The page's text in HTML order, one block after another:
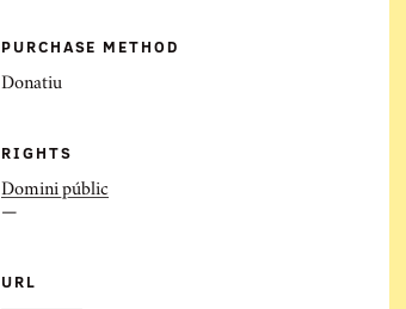
PURCHASE METHOD
Donatiu
RIGHTS
Domini públic
—
URL